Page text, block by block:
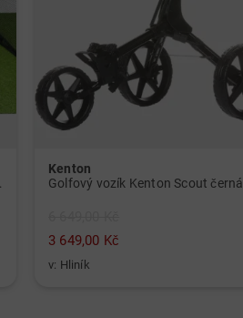
černá
Kenton
Golfový vozík Kenton Scout černá
3 649,00 Kč
v: Hliník